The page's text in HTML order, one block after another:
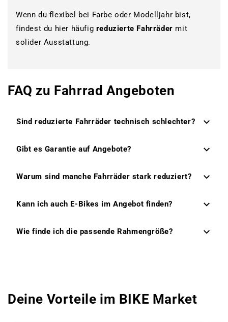
Wenn du flexibel bei Farbe oder Modelljahr bist,
findest du hier häufig reduzierte Fahrräder mit
solider Ausstattung.
FAQ zu Fahrrad Angeboten
Sind reduzierte Fahrräder technisch schlechter?
Gibt es Garantie auf Angebote?
Warum sind manche Fahrräder stark reduziert?
Kann ich auch E-Bikes im Angebot finden?
Wie finde ich die passende Rahmengröße?
Deine Vorteile im BIKE Market